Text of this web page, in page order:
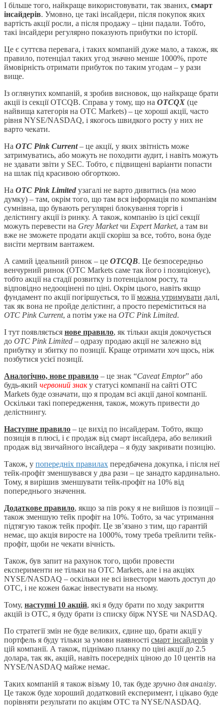
І більше того, найкраще використовувати, так званих, смарт
інсайдерів. Умовно, це такі інсайдери, після покупок яких
вартість акції росли, а після продажу – ціни падали. Тобто,
такі інсайдери регулярно показують прибутки по історії.
Це є суттєва перевага, і таких компаній дуже мало, а також, як
правило, потенціал таких угод значно менше 1000%, проте
ймовірність отримати прибуток по таким угодам – у рази
вище.
Із оглянутих компаній, я зробив висновок, що найкраще брати
акції із секції OTCQB. Справа у тому, що на OTCQX (це
найвища категорія на OTC Markets) – це хороші акції, часто
рівня NYSE/NASDAQ, і якогось швидкого росту у них не
варто чекати.
На ОТС Pink Current– це акції, у яких звітність може
затримуватись, або можуть не походити аудит, і навіть можуть
не здавати звіти у SEC. Тобто, є підвищені варіанти попасти
на шлак під красивою обгорткою.
На ОТС Pink Limited узагалі не варто дивитись (на мою
думку) – там, окрім того, що там вся інформація по компаніям
сумнівна, що бувають регулярні блокування торгів і
делістингу акції із ринку. А також, компанію із цієї секції
можуть перевести на Grey Marketчи Expert Market, а там ви
вже не зможете продати акції скоріш за все, тобто, вона буде
висіти мертвим вантажем.
А самий ідеальний ринок – це OTCQB. Це безпосередньо
венчурний ринок (OTC Markets саме так його і позиціонує),
тобто акції на стадії розвитку із потенціалом росту, та
відповідно недооцінені по ціні. Окрім цього, навіть якщо
фундамент по акції погіршується, то їїможна утримувати далі,
так як вона не пройде делістинг, а просто переміститься на
ОТС Pink Current, а потім уже на ОТС Pink Limited.
І тут появляється нове правило, як тільки акція докочується
до ОТС Pink Limited – одразу продаю акції не залежно від
прибутку и збитку по позиції. Краще отримати хоч щось, ніж
позбутися усієї позиції.
Аналогічно, нове правило – це знак “Caveat Emptor” або
будь-який червоний знаку статусі компанії на сайті OTC
Markets буде означати, що я продам всі акції даної компанії.
Оскільки такі попередження, також, можуть привести до
делістнингу.
Наступне правило – це вихід по інсайдерам. Тобто, якщо
позиція в плюсі, і є продаж від смарт інсайдера, або великий
продаж від звичайного інсайдера – я буду закривати позицію.
Також, у попередніх правилах передбачена докупка, і після неї
тейк-профіт зменшувався у два рази – це занадто кардинально.
Тому, я вирішив зменшувати тейк-профіт на 10% від
попереднього значення.
Додаткове правило, якщо за пів року я не вийшов із позиції –
також зменшую тейк профіт на 10%. Тобто, за час утримання
підтягую також тейк профіт. Це зв’язано з тим, що гарантій
немає, що акція виросте на 1000%, тому треба трейлити тейк-
профіт, щоби не чекати вічність.
Також, був запит на рахунок того, щоби провести
експерименти не тільки на OTC Markets, але і на акціях
NYSE/NASDAQ – оскільки не всі інвестори мають доступ до
ОТС, і не кожен бажає інвестувати на ньому.
Тому, наступні 10 акцій, які я буду брати по ходу закриття
акцій із ОТС, я буду брати із списку бірж NYSE чи NASDAQ.
По стратегії змін не буде великих, єдине що, брати акції у
портфель я буду тільки за умови наявності смарт інсайдерів у
цій компанії. А також, піднімаю планку по ціні акції до 2.5
долара, так як, акцій, навіть посередніх ціною до 10 центів на
NYSE/NASDAQ майже немає.
Таких компаній я також візьму 10, так буде зручно для аналізу.
Це також буде хороший додатковий експеримент, і цікаво буде
порівняти результати по акціям ОТС та NYSE/NASDAQ.